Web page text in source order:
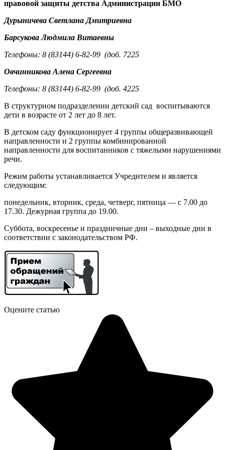
правовой защиты детства Администрации БМО
Дурыничева Светлана Дмитриевна
Барсукова Людмила Витаевны
Телефоны: 8 (83144) 6-82-99 (доб. 7225
Овчинникова Алена Сергеевна
Телефоны: 8 (83144) 6-82-99 (доб. 4225
В структурном подразделении детский сад воспитываются
дети в возрасте от 2 лет до 8 лет.
В детском саду функционирует 4 группы общеразвивающей
направленности и 2 группы комбинированной
направленности для воспитанников с тяжелыми нарушениями
речи.
Режим работы устанавливается Учредителем и является
следующим:
понедельник, вторник, среда, четверг, пятница — с 7.00 до
17.30. Дежурная группа до 19.00.
Суббота, воскресенье и праздничные дни – выходные дни в
соответствии с законодательством РФ.
Оцените статью